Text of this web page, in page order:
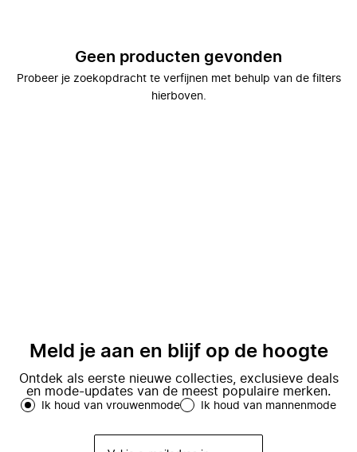
Geen producten gevonden
Probeer je zoekopdracht te verfijnen met behulp van de filters
hierboven.
Meld je aan en blijf op de hoogte
Ontdek als eerste nieuwe collecties, exclusieve deals
en mode-updates van de meest populaire merken.
Ik houd van vrouwenmode Ik houd van mannenmode